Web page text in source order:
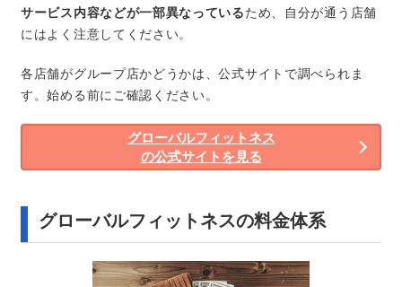
サービス内容などが一部異なっているため、自分が通う店舗
にはよく注意してください。
各店舗がグループ店かどうかは、公式サイトで調べられま
す。始める前にご確認ください。
グローバルフィットネス
の公式サイトを見る
グローバルフィットネスの料金体系